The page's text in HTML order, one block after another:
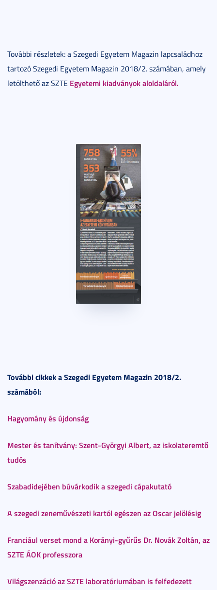
További részletek: a Szegedi Egyetem Magazin lapcsaládhoz
tartozó Szegedi Egyetem Magazin 2018/2. számában, amely
letölthető az SZTE Egyetemi kiadványok aloldaláról.
További cikkek a Szegedi Egyetem Magazin 2018/2.
számából:
Hagyomány és újdonság
Mester és tanítvány: Szent-Györgyi Albert, az iskolateremtő
tudós
Szabadidejében búvárkodik a szegedi cápakutató
A szegedi zeneművészeti kartól egészen az Oscar jelölésig
Franciául verset mond a Korányi-gyűrűs Dr. Novák Zoltán, az
SZTE ÁOK professzora
Világszenzáció az SZTE laboratóriumában is felfedezett